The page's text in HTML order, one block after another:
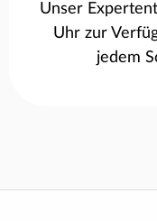
Unser
Uhr zur
jedem